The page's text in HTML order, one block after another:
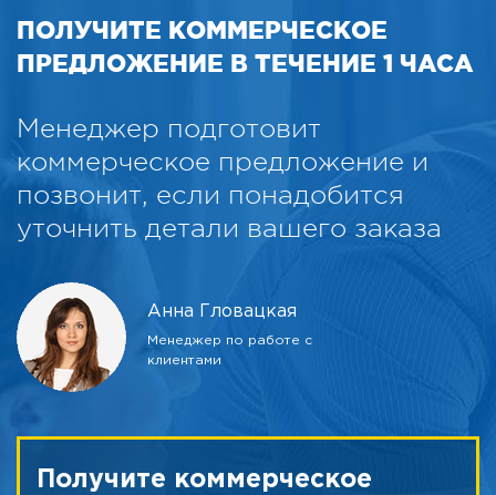
ПОЛУЧИТЕ КОММЕРЧЕСКОЕ
ПРЕДЛОЖЕНИЕ В ТЕЧЕНИЕ 1 ЧАСА
Менеджер подготовит
коммерческое предложение и
позвонит, если понадобится
уточнить детали вашего заказа
Анна Гловацкая
Менеджер по работе с
клиентами
Получите коммерческое